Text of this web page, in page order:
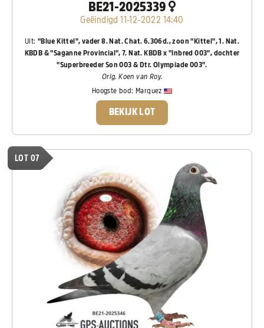
BE21-2025339
Geëindigd 11-12-2022 14:40
Uit: "Blue Kittel", vader 8. Nat. Chat. 6.306d., zoon "Kittel", 1. Nat.
KBDB & "Saganne Provincial", 7. Nat. KBDB x "Inbred 003", dochter
"Superbreeder Son 003 & Dtr. Olympiade 003".
Orig. Koen van Roy.
Hoogste bod: Marquez
BEKIJK LOT
LOT 07